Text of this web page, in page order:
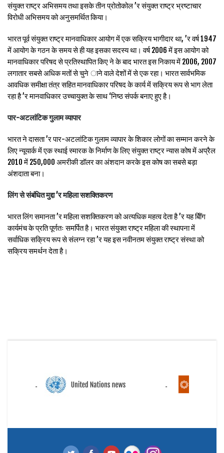
संयुक्त राष्ट्र अभिसमय तथा इसके तीन प्रोतोकोल ’र संयुक्त राष्ट्र भ्रष्टाचार
विरोधी अभिसमय को अनुसमर्थित किया।
भारत पूर्व संयुक्त राष्ट्र मानवाधिकार आयोग में एक सक्रिय भागीदार था, ’र वर्ष 1947
में आयोग के गठन के समय से ही यह इसका सदस्य था। वर्ष 2006 में इस आयोग को
मानवाधिकार परिषद से प्रतिस्थापित किए ने के बाद भारत इस निकाय में 2006, 2007
लगातार सबसे अधिक मतों से चुने ाने वाले देशों में से एक रहा। भारत सार्वभमिक
आवधिक समीक्षा तंत्र सहित मानवाधिकार परिषद के कार्य में सक्रिय रूप से भाग लेता
रहा है ’र मानवाधिकार उच्चायुक्त के साथ ‘निष्ठ संपर्क बनाए हुए है।
पार-अटलांटिक गुलाम व्यापार
भारत ने दासता ’र पार-अटलांटिक गुलाम व्यापार के शिकार लोगों का सम्मान करने के
लिए न्यूयार्क में एक स्थाई स्मारक के निर्माण के लिए संयुक्त राष्ट्र न्यास कोष में अप्रैल
2010 में 250,000 अमरीकी डॉलर का अंशदान करके इस कोष का सबसे बड़ा
अंशदाता बना।
लिंग से संबंधित मुद्दा ’र महिला सशक्तिकरण
भारत लिंग समानता ’र महिला सशक्तिकरण को अत्यधिक महत्व देता है ’र यह बीिंग
कार्यमंच के प्रति पूर्णतः समर्पित है। भारत संयुक्त राष्ट्र महिला की स्थापना में
सर्वाधिक सक्रिय रूप से संलग्न रहा ’र यह इस नवीनतम संयुक्त राष्ट्र संस्था को
सक्रिय समर्थन देता है।